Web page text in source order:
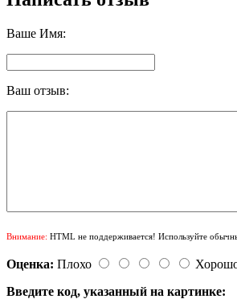
Ваше Имя:
Ваш отзыв:
Внимание: HTML не поддерживается! Используйте
Оценка: Плохо
Введите код, указанный на картинке: